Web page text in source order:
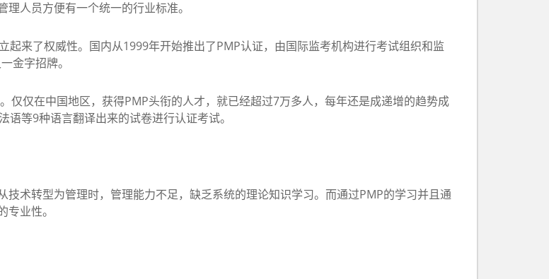
人员方便有一个统一的行业标准。
来了权威性。国内从1999年开始推出了PMP认证，由国际监考机构进行考试组织和监
金字招牌。
仅在中国地区，获得PMP头衔的人才，就已经超过7万多人，每年还是成递增的趋势成
等9种语言翻译出来的试卷进行认证考试。
术转型为管理时，管理能力不足，缺乏系统的理论知识学习。而通过PMP的学习并且通
业性。